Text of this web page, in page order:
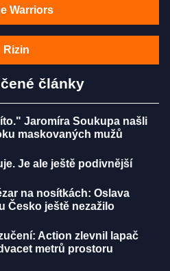
Warriors
Rizin
články
Jaromíra Soukupa našli
maskovaných mužů
Je ale ještě podivnější
na nosítkách: Oslava
Česko ještě nezažilo
Action zlevnil lapač
metrů prostoru